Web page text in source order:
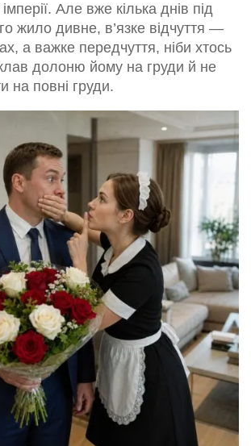
Але вже кілька днів під
жило дивне, в’язке відчуття —
а важке передчуття, ніби хтось
долоню йому на груди й не
на повні груди.